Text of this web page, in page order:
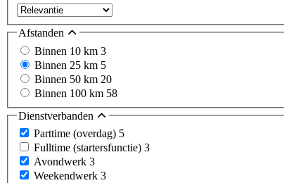
Afstanden
Binnen 10 km 3
Binnen 25 km 5
Binnen 50 km 20
Binnen 100 km 58
Dienstverbanden
Parttime (overdag) 5
Fulltime (startersfunctie) 3
Avondwerk 3
Weekendwerk 3